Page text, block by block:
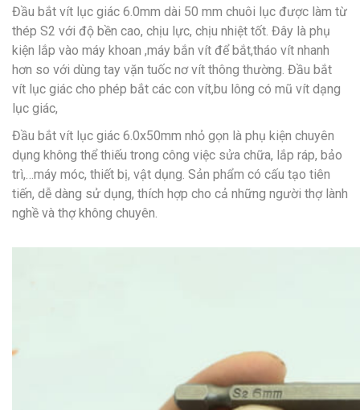
Đầu bắt vít lục giác 6.0mm dài 50 mm chuôi lục được làm từ
thép S2 với độ bền cao, chịu lực, chịu nhiệt tốt. Đây là phụ
kiện lắp vào máy khoan ,máy bắn vít để bắt,tháo vít nhanh
hơn so với dùng tay vặn tuốc nơ vít thông thường. Đầu bắt
vít lục giác cho phép bắt các con vít,bu lông có mũ vít dạng
lục giác,
Đầu bắt vít lục giác 6.0x50mm nhỏ gọn là phụ kiện chuyên
dụng không thể thiếu trong công việc sửa chữa, lắp ráp, bảo
trì,…máy móc, thiết bị, vật dụng. Sản phẩm có cấu tạo tiên
tiến, dễ dàng sử dụng, thích hợp cho cả những người thợ lành
nghề và thợ không chuyên.